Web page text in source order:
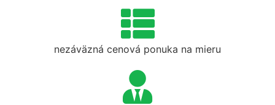
nezáväzná cenová ponuka na mieru